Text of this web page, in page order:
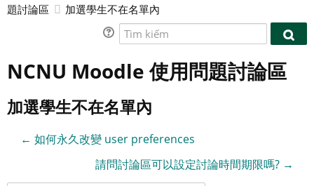
kiếm
khoá
học
題討論區
加選學生不在名單內
Tìm
Tìm
NCNU Moodle 使用問題討論區
加選學生不在名單內
← 如何永久改變 user preferences
請問討論區可以設定討論時間期限嗎? →